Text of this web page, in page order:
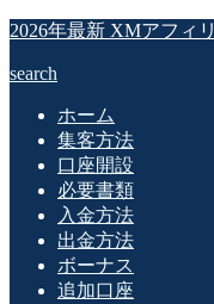
2026年最新 XMアフィ
search
ホーム
集客方法
口座開設
必要書類
入金方法
出金方法
ボーナス
追加口座